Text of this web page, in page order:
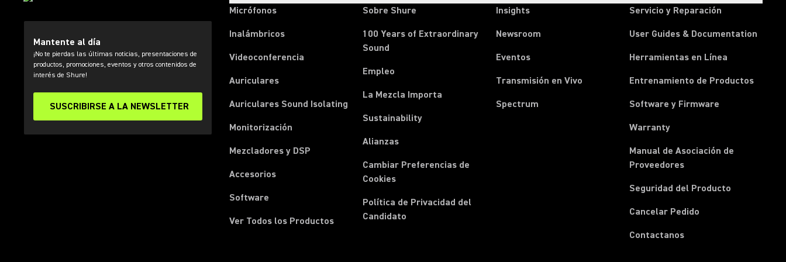
Mantente al día
¡No te pierdas las últimas noticias, presentaciones de
productos, promociones, eventos y otros contenidos de
interés de Shure!
SUSCRIBIRSE A LA NEWSLETTER
Micrófonos
Inalámbricos
Videoconferencia
Auriculares
Auriculares Sound Isolating
Monitorización
Mezcladores y DSP
Accesorios
Software
Ver Todos los Productos
Sobre Shure
100 Years of Extraordinary
Sound
Empleo
La Mezcla Importa
Sustainability
Alianzas
Cambiar Preferencias de
Cookies
Política de Privacidad del
Candidato
Insights
Newsroom
Eventos
Transmisión en Vivo
Spectrum
Servicio y Reparación
User Guides & Documentation
Herramientas en Línea
Entrenamiento de Productos
Software y Firmware
Warranty
Manual de Asociación de
Proveedores(Opens in a new tab)
Seguridad del Producto
Cancelar Pedido
Contactanos(Opens in a new tab)